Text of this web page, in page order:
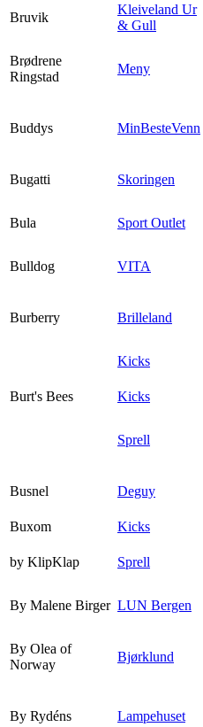
Bruvik
Kleiveland Ur
& Gull
Brødrene
Ringstad
Meny
Buddys MinBesteVenn
Bugatti Skoringen
Bula
Sport Outlet
Bulldog VITA
Burberry Brilleland
Kicks
Burt's Bees
Kicks
Sprell
Busnel Deguy
Buxom
Kicks
by KlipKlap Sprell
By Malene Birger LUN Bergen
By Olea of
Norway
Bjørklund
By Rydéns Lampehuset